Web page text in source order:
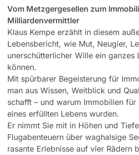
Vom Metzgergesellen zum
Milliardenvermittler
Klaus Kempe erzählt in diesem
Lebensbericht, wie Mut, Neugier,
unerschütterlicher Wille ein ganzes
können.
Mit spürbarer Begeisterung für
man aus Wissen, Weitblick und
schafft – und warum Immobilien
eines erfüllten Lebens wurden.
Er nimmt Sie mit in Höhen und
Flugabenteuern über waghalsige
rasante Erlebnisse auf vier Rädern